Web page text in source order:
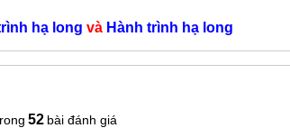
hạ long và Hành trình hạ long
52 bài đánh giá